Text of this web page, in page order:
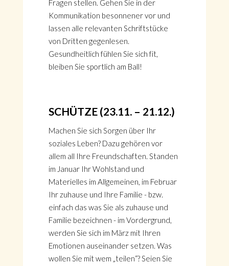
Fragen stellen. Gehen Sie in der
Kommunikation besonnener vor und
lassen alle relevanten Schriftstücke
von Dritten gegenlesen.
Gesundheitlich fühlen Sie sich fit,
bleiben Sie sportlich am Ball!
SCHÜTZE (23.11. – 21.12.)
Machen Sie sich Sorgen über Ihr
soziales Leben? Dazu gehören vor
allem all Ihre Freundschaften. Standen
im Januar Ihr Wohlstand und
Materielles im Allgemeinen, im Februar
Ihr zuhause und Ihre Familie - bzw.
einfach das was Sie als zuhause und
Familie bezeichnen - im Vordergrund,
werden Sie sich im März mit Ihren
Emotionen auseinander setzen. Was
wollen Sie mit wem „teilen“? Seien Sie